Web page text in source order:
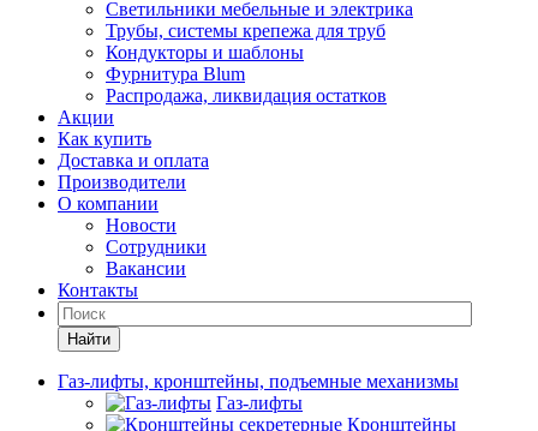
Светильники мебельные и электрика
Трубы, системы крепежа для труб
Кондукторы и шаблоны
Фурнитура Blum
Распродажа, ликвидация остатков
Акции
Как купить
Доставка и оплата
Производители
О компании
Новости
Сотрудники
Вакансии
Контакты
Найти
Газ-лифты, кронштейны, подъемные механизмы
Газ-лифты
Кронштейны